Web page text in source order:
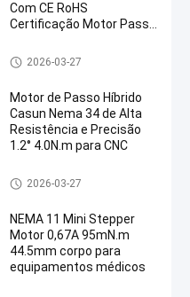
Com CE RoHS
Certificação Motor Passo
Equipamentos de Beleza
motor de passo nema 17
2026-03-27
Motor de Passo Híbrido
Casun Nema 34 de Alta
Resistência e Precisão
1.2° 4.0N.m para CNC
motor de passo nema 17
2026-03-27
NEMA 11 Mini Stepper
Motor 0,67A 95mN.m
44.5mm corpo para
equipamentos médicos